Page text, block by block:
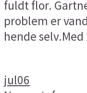
fuldt flor.
problem er
hende selv.Med
jul06